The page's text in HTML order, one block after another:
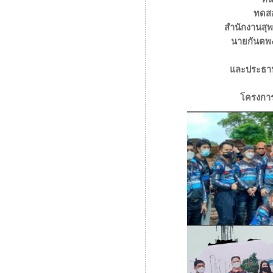
ทดส
สำนักงานสุ
นายกันตพ
และประธ
โครงกา